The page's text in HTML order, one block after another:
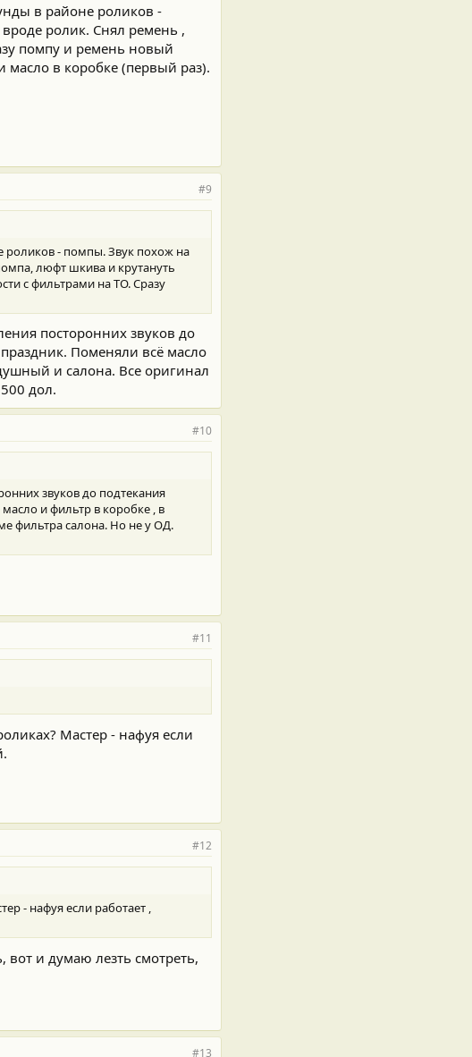
в районе роликов -
вроде ролик. Снял ремень ,
помпу и ремень новый
в коробке (первый раз).
#9
роликов - помпы. Звук похож на
люфт шкива и крутануть
с фильтрами на ТО. Сразу
посторонних звуков до
Поменяли всё масло
и салона. Все оригинал
дол.
#10
звуков до подтекания
и фильтр в коробке , в
фильтра салона. Но не у ОД.
#11
Мастер - нафуя если
#12
- нафуя если работает ,
вот и думаю лезть смотреть,
#13